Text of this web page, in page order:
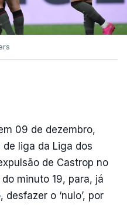
09 de dezembro,
liga da Liga dos
de Castrop no
minuto 19, para, já
o ‘nulo’, por